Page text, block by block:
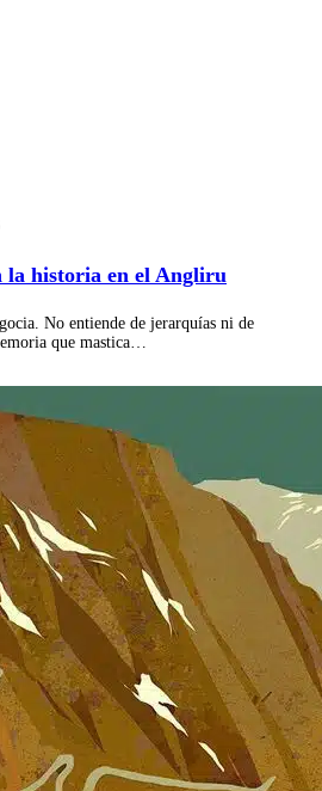
la historia en el Angliru
No entiende de jerarquías ni de
que mastica…